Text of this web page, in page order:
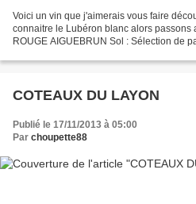
Voici un vin que j'aimerais vous faire
connaitre le Lubéron blanc alors passons
ROUGE AIGUEBRUN Sol : Sélection de
COTEAUX DU LAYON
Publié le 17/11/2013 à 05:00
Par choupette88